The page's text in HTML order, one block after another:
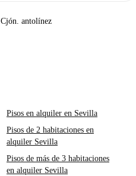
Cjón. antolínez
Pisos en alquiler en Sevilla
Pisos de 2 habitaciones en
alquiler Sevilla
Pisos de más de 3 habitaciones
en alquiler Sevilla